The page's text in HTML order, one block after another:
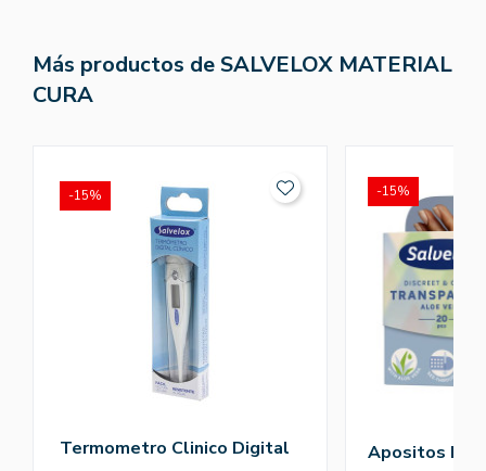
Más productos de SALVELOX MATERIAL
CURA
Termometro Clinico Digital
-15%
Apositos
-15%